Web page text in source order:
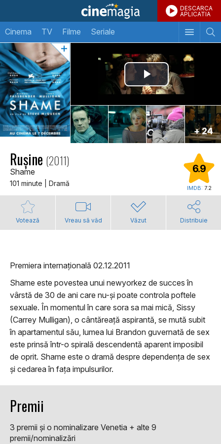
DESCARCA
APLICATIA
Cinema TV Filme Seriale
+ 24
Rușine (2011)
Shame
101 minute | Dramă
6.9
IMDB: 7.2
Votează Vreau să văd Văzut Distribuie
Premiera internațională 02.12.2011
Shame este povestea unui newyorkez de succes în
vârstă de 30 de ani care nu-și poate controla poftele
sexuale. În momentul în care sora sa mai mică, Sissy
(Carrey Mulligan), o cântăreață aspirantă, se mută subit
în apartamentul său, lumea lui Brandon guvernată de sex
este prinsă într-o spirală descendentă aparent imposibil
de oprit. Shame este o dramă despre dependența de sex
și cedarea în fața impulsurilor.
Premii
3 premii şi o nominalizare Venetia + alte 9
premii/nominalizări